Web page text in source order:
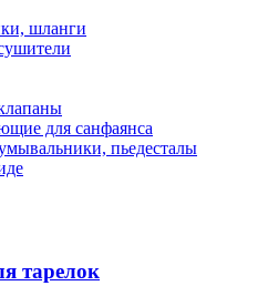
шланги
для санфаянса
пьедесталы
тарелок